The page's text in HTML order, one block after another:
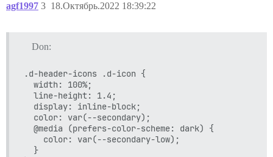
agf1997 18.Октябрь.2022 18:39:22
3
Don:
.d-header-icons .d-icon {
  width: 100%;
  line-height: 1.4;
  display: inline-block;
  color: var(--secondary);
  @media (prefers-color-scheme: dark) {
    color: var(--secondary-low);
  }